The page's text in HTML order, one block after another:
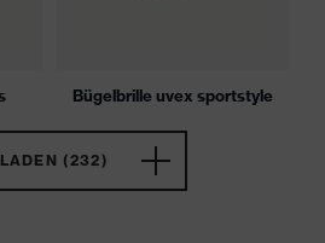
Bügelbrille uvex sportstyle
(232)